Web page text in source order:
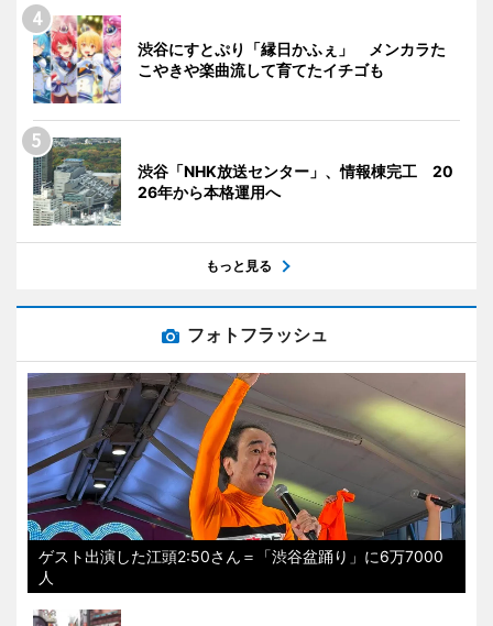
渋谷にすとぷり「縁日かふぇ」 メンカラた
こやきや楽曲流して育てたイチゴも
渋谷「NHK放送センター」、情報棟完工 20
26年から本格運用へ
もっと見る
フォトフラッシュ
ゲスト出演した江頭2:50さん＝「渋谷盆踊り」に6万7000
人